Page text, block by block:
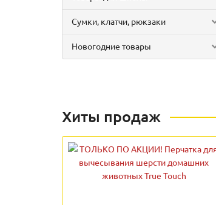
Сумки, клатчи, рюкзаки
Новогодние товары
Хиты продаж